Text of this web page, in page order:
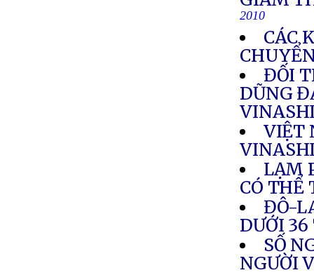
2010
CÁC
ĐỐI
DŨNG
VIỆT
LẠM
CÓ THỂ
ĐÔ-
DƯỚI
SỐ
NGƯỜI